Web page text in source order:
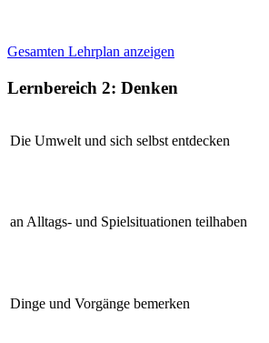
Gesamten Lehrplan anzeigen
Lernbereich 2: Denken
Die Umwelt und sich selbst entdecken
an Alltags- und Spielsituationen teilhaben
Dinge und Vorgänge bemerken